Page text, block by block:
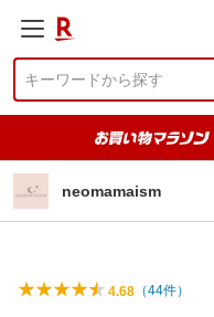
neomamaism
4.68 （44件）